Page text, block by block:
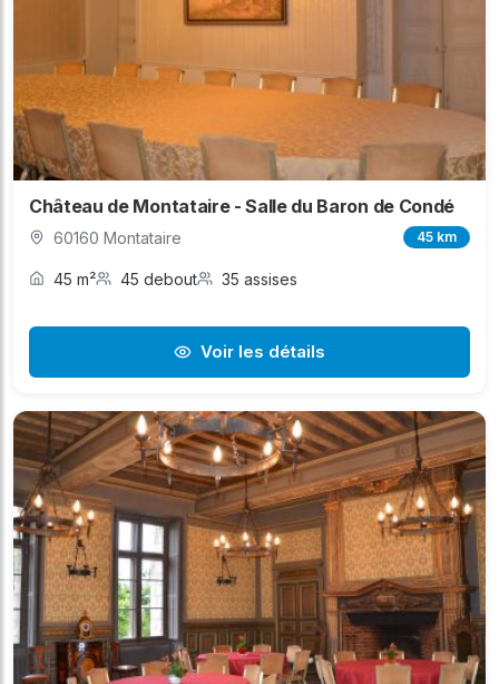
Château de Montataire - Salle du Baron de Condé
60160 Montataire 45 km
45 m² 45 debout 35 assises
Voir les détails